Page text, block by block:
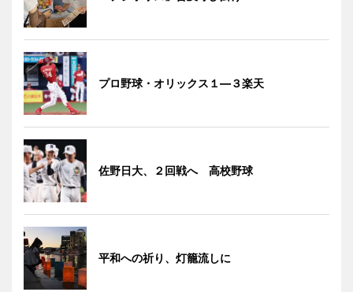
プロ野球・オリックス１―３楽天
佐野日大、２回戦へ 高校野球
平和への祈り、灯籠流しに